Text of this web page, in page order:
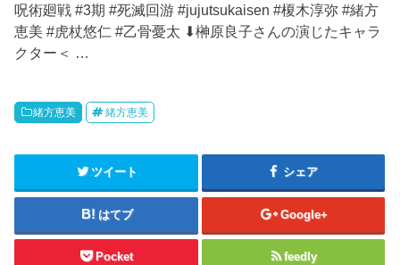
呪術廻戦 #3期 #死滅回游 #jujutsukaisen #榎木淳弥 #緒方
恵美 #虎杖悠仁 #乙骨憂太 ⬇︎榊原良子さんの演じたキャラ
クター＜ …
緒方恵美 緒方恵美
ツイート シェア
はてブ Google+
Pocket feedly